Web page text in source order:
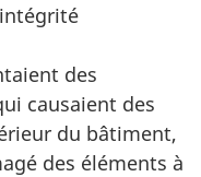
des
causaient des
du bâtiment,
des éléments à